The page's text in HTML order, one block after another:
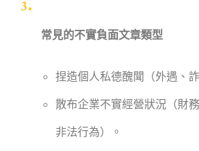
常見的不實負面文章類型
捏造個人私德醜聞（外遇、
散布企業不實經營狀況（財
非法行為）。